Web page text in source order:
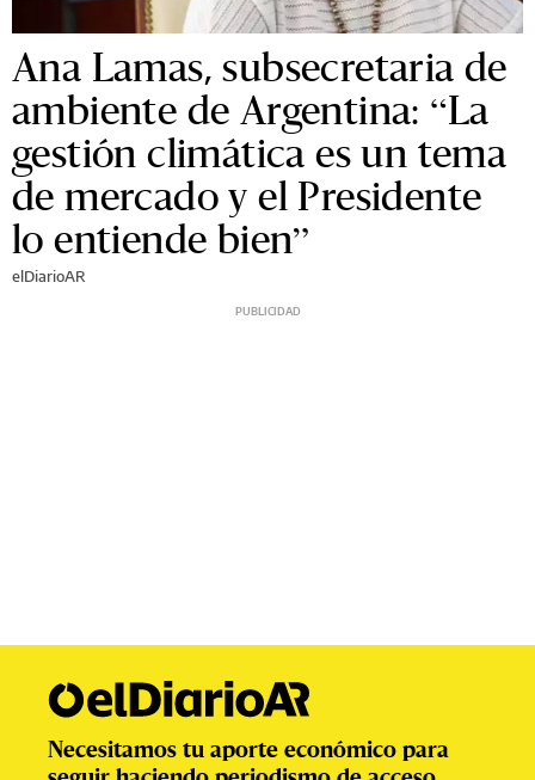
Ana Lamas, subsecretaria de
ambiente de Argentina: “La
gestión climática es un tema
de mercado y el Presidente
lo entiende bien”
elDiarioAR
Necesitamos tu aporte económico para